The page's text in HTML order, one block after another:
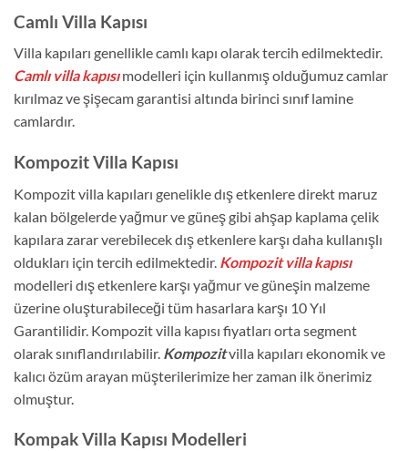
Camlı Villa Kapısı
Villa kapıları genellikle camlı kapı olarak tercih edilmektedir.
Camlı villa kapısımodelleri için kullanmış olduğumuz camlar
kırılmaz ve şişecam garantisi altında birinci sınıf lamine
camlardır.
Kompozit Villa Kapısı
Kompozit villa kapıları genelikle dış etkenlere direkt maruz
kalan bölgelerde yağmur ve güneş gibi ahşap kaplama çelik
kapılara zarar verebilecek dış etkenlere karşı daha kullanışlı
oldukları için tercih edilmektedir. Kompozit villa kapısı
modelleri dış etkenlere karşı yağmur ve güneşin malzeme
üzerine oluşturabileceği tüm hasarlara karşı 10 Yıl
Garantilidir. Kompozit villa kapısı fiyatları orta segment
olarak sınıflandırılabilir. Kompozitvilla kapıları ekonomik ve
kalıcı özüm arayan müşterilerimize her zaman ilk önerimiz
olmuştur.
Kompak Villa Kapısı Modelleri